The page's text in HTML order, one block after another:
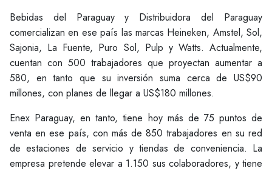
Bebidas del Paraguay y Distribuidora del Paraguay
comercializan en ese país las marcas Heineken, Amstel, Sol,
Sajonia, La Fuente, Puro Sol, Pulp y Watts. Actualmente,
cuentan con 500 trabajadores que proyectan aumentar a
580, en tanto que su inversión suma cerca de US$90
millones, con planes de llegar a US$180 millones.
Enex Paraguay, en tanto, tiene hoy más de 75 puntos de
venta en ese país, con más de 850 trabajadores en su red
de estaciones de servicio y tiendas de conveniencia. La
empresa pretende elevar a 1.150 sus colaboradores, y tiene